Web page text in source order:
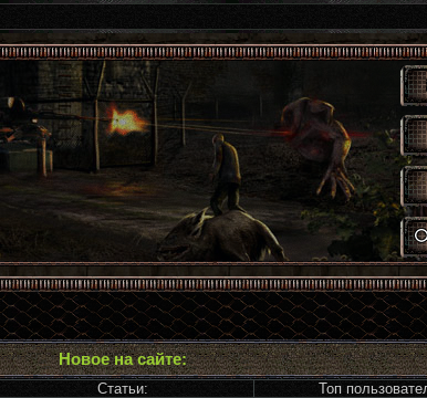
.
.
.
Новое на сайте:
Статьи: Топ